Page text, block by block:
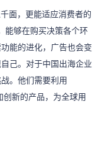
面，更能适应消费者的
能够在购买决策各个环
能的进化，广告也会变
己。对于中国出海企业
。他们需要利用
新的产品，为全球用